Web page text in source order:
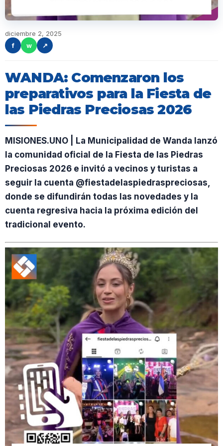
diciembre 2, 2025
f
w ↗
WANDA: Comenzaron los
preparativos para la Fiesta de
las Piedras Preciosas 2026
MISIONES.UNO | La Municipalidad de Wanda lanzó
la comunidad oficial de la Fiesta de las Piedras
Preciosas 2026 e invitó a vecinos y turistas a
seguir la cuenta @fiestadelaspiedraspreciosas,
donde se difundirán todas las novedades y la
cuenta regresiva hacia la próxima edición del
tradicional evento.